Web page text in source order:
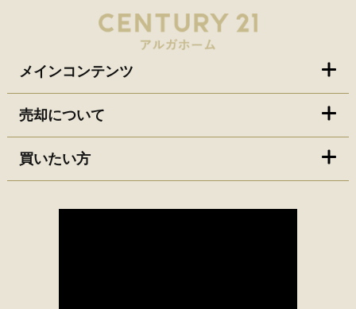
メインコンテンツ
売却について
買いたい方